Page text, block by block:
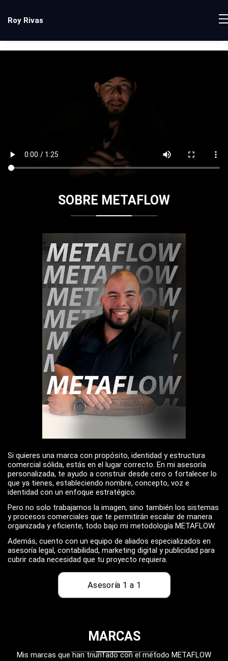
contenido
Roy Rivas
SOBRE METAFLOW
Si quieres una marca con propósito, identidad y estructura
comercial sólida, estás en el lugar correcto. En mi asesoría
personalizada, te ayudo a construir desde cero o fortalecer lo
que ya tienes, estableciendo nombre, concepto, voz e
identidad con un enfoque estratégico.
Pero no solo trabajamos la imagen, sino también los sistemas
y procesos comerciales que te permitirán escalar de manera
organizada y eficiente, todo bajo mi metodología METAFLOW.
Además, cuento con un equipo de aliados especializados en
asesoría legal, contabilidad, marketing digital y publicidad para
cubrir cada necesidad que tu proyecto requiera.
Asesoría 1 a 1
MARCAS
Mis marcas que han triunfado con el método METAFLOW